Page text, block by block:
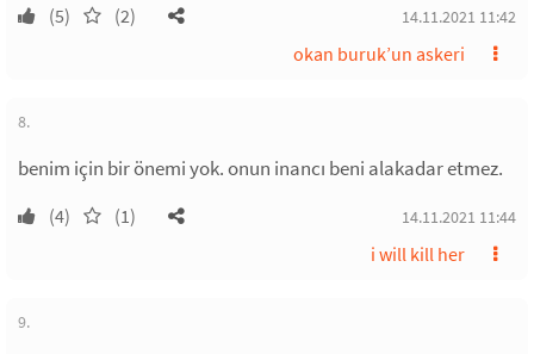
(5) (2) 14.11.2021 11:42
okan buruk’un askeri
8.
benim için bir önemi yok. onun inancı beni alakadar etmez.
(4) (1) 14.11.2021 11:44
i will kill her
9.